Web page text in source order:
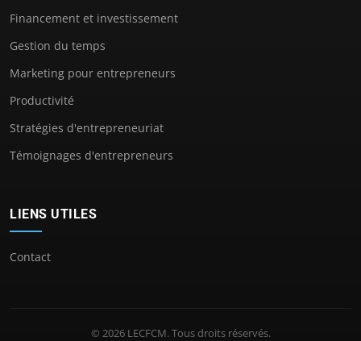
Financement et investissement
Gestion du temps
Marketing pour entrepreneurs
Productivité
Stratégies d'entrepreneuriat
Témoignages d'entrepreneurs
LIENS UTILES
Contact
© 2026 LECFCM. Tous droits réservés.